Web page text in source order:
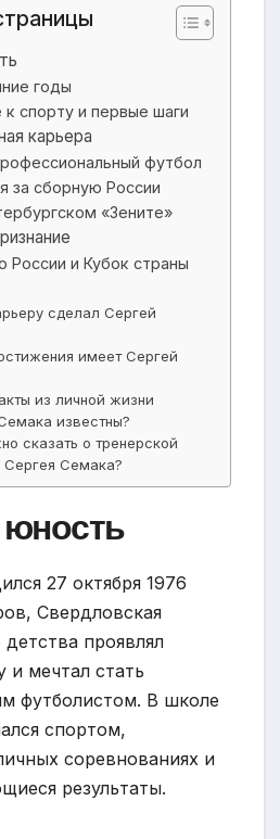
годы
спорту и первые шаги
карьера
футбол
за сборную России
«Зените»
России и Кубок страны
сделал Сергей
имеет Сергей
из личной жизни
известны?
сказать о тренерской
Сергея Семака?
юность
27 октября 1976
Свердловская
проявлял
и мечтал стать
футболистом. В школе
спортом,
соревнованиях и
результаты.